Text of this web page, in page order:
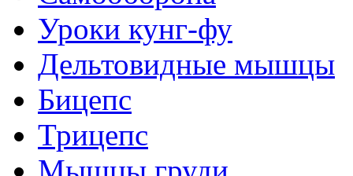
Уроки кунг-фу
Дельтовидные мышцы
Бицепс
Трицепс